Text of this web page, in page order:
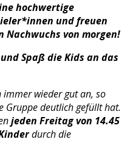
hochwertige
und freuen
von morgen!
Spaß die Kids an das
wieder gut an, so
Gruppe deutlich gefüllt hat.
jeden Freitag von 14.45
durch die